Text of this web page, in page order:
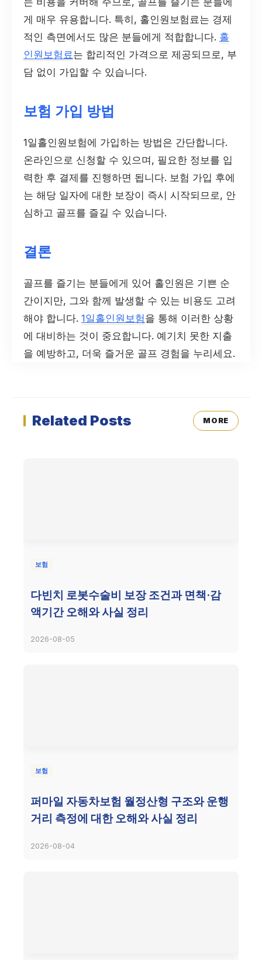
게 매우 유용합니다. 특히, 홀인원보험료는 경제
적인 측면에서도 많은 분들에게 적합합니다. 홀
인원보험료는 합리적인 가격으로 제공되므로, 부
담 없이 가입할 수 있습니다.
보험 가입 방법
1일홀인원보험에 가입하는 방법은 간단합니다.
온라인으로 신청할 수 있으며, 필요한 정보를 입
력한 후 결제를 진행하면 됩니다. 보험 가입 후에
는 해당 일자에 대한 보장이 즉시 시작되므로, 안
심하고 골프를 즐길 수 있습니다.
결론
골프를 즐기는 분들에게 있어 홀인원은 기쁜 순
간이지만, 그와 함께 발생할 수 있는 비용도 고려
해야 합니다. 1일홀인원보험을 통해 이러한 상황
에 대비하는 것이 중요합니다. 예기치 못한 지출
을 예방하고, 더욱 즐거운 골프 경험을 누리세요.
Related Posts MORE
보험
다빈치 로봇수술비 보장 조건과 면책·감
액기간 오해와 사실 정리
2026-08-05
보험
퍼마일 자동차보험 월정산형 구조와 운행
거리 측정에 대한 오해와 사실 정리
2026-08-04